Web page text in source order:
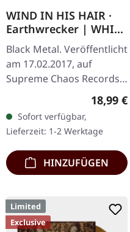
WIND IN HIS HAIR ·
Earthwrecker | WHITE
SPLATTER LP
Black Metal. Veröffentlicht
am 17.02.2017, auf
Supreme Chaos Records.
Weißes Vinyl mit grauen
Splattern im Standard-
Cover, kommt mit Insert.…
18,99 €
Sofort verfügbar,
Lieferzeit: 1-2 Werktage
HINZUFÜGEN
Limited
Exclusive